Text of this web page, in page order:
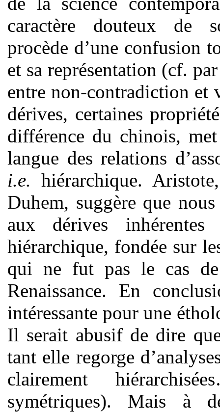
caractère douteux de
procède d’une confusion
et sa représentation (cf.
entre non-contradiction et
dérives, certaines
différence du chinois,
langue des relations
i.e. hiérarchique.
Duhem, suggère que
aux dérives
hiérarchique, fondée sur
qui ne fut pas le cas
Renaissance. En
intéressante pour une
Il serait abusif de dire
tant elle regorge
clairement
symétriques). Mais à